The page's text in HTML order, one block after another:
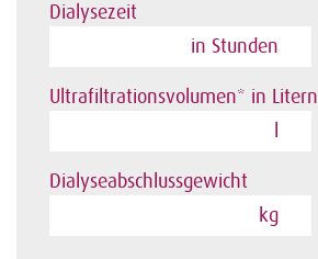
Dialysezeit
in Stunden
Ultrafiltrationsvolumen* in Litern
Dialyseabschlussgewicht
kg